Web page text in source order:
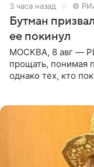
3 часа назад ©
Бутман
ее покинул
МОСКВА, 8 авг —
прощать, понимая
однако тех, кто